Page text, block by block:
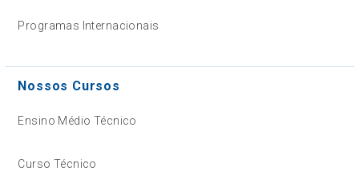
Programas Internacionais
Nossos Cursos
Ensino Médio Técnico
Curso Técnico